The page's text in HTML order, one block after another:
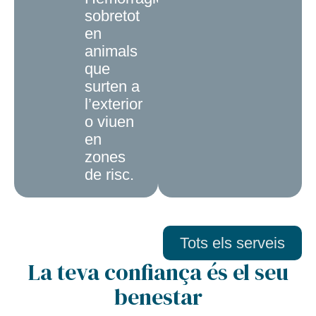
sobretot
en
animals
que
surten a
l’exterior
o viuen
en
zones
de risc.
Tots els serveis
La teva confiança és el seu
benestar